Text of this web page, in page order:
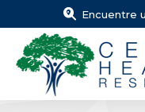
Encuentre